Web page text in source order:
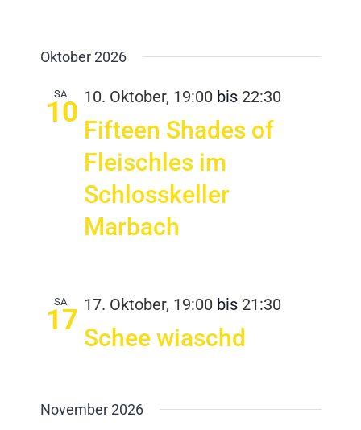
Oktober 2026
SA.
10 10. Oktober, 19:00 bis 22:30
Fifteen Shades of
Fleischles im
Schlosskeller
Marbach
SA.
17 17. Oktober, 19:00 bis 21:30
Schee wiaschd
November 2026